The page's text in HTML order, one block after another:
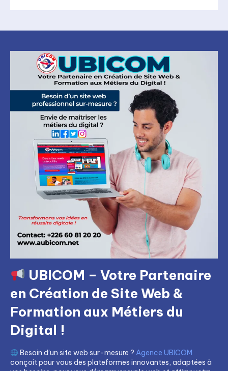
UBICOM – Votre Partenaire
en Création de Site Web &
Formation aux Métiers du
Digital !
Besoin d’un site web sur-mesure ? Agence UBICOM
conçoit pour vous des plateformes innovantes, adaptées à